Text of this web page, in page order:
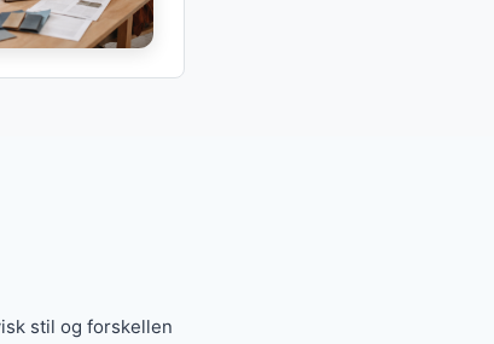
stil og forskellen